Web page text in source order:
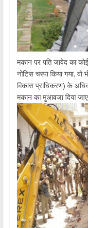
मकान पर पति जावेद का
नोटिस चस्पा किया गया,
विकास प्राधिकरण) के
मकान का मुआवजा दिया